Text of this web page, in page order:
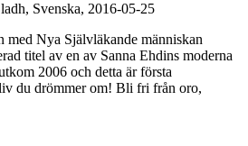
Svenska, 2016-05-25
med Nya Självläkande människan
titel av en av Sanna Ehdins moderna
2006 och detta är första
du drömmer om! Bli fri från oro,